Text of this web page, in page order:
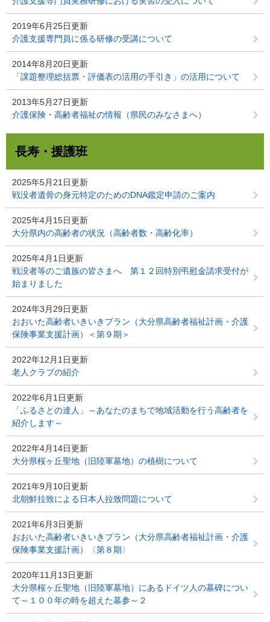
2019年6月25日更新
介護支援専門員に係る研修の受講について
2014年8月20日更新
「課題整理総括票・評価表の活用の手引き」の活用について
2013年5月27日更新
介護保険・高齢者福祉の情報（県民のみなさまへ）
長寿・援護班
2025年5月21日更新
戦没者遺骨の身元特定のためのDNA鑑定申請のご案内
2025年4月15日更新
大分県内の高齢者の状況（高齢者数・高齢化率）
2025年4月1日更新
戦没者等のご遺族の皆さまへ 第１２回特別弔慰金請求受付が
始まりました
2024年3月29日更新
おおいた高齢者いきいきプラン（大分県高齢者福祉計画・介護
保険事業支援計画）＜第９期＞
2022年12月1日更新
老人クラブの紹介
2022年6月1日更新
「ふるさとの達人」～あなたのまちで地域活動を行う高齢者を
紹介します～
2022年4月14日更新
大分県桜ヶ丘聖地（旧陸軍墓地）の植樹について
2021年9月10日更新
北朝鮮拉致による日本人拉致問題について
2021年6月3日更新
おおいた高齢者いきいきプラン（大分県高齢者福祉計画・介護
保険事業支援計画）〈第８期〉
2020年11月13日更新
大分県桜ヶ丘聖地（旧陸軍墓地）にあるドイツ人の墓碑につい
て～１００年の時を超えた墓参～２